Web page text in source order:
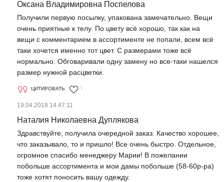
Оксана Владимировна Поспелова
Получили первую посылку, упакована замечательно. Вещи
очень приятные к телу. По цвету всё хорошо, так как на
вещи с комментарием в ассортименте не попали, всем всё
таки хочется именно тот цвет. С размерами тоже всё
нормально. Обговаривали одну замену но все-таки нашелся
размер нужной расцветки.
ЦИТИРОВАТЬ 1
19.04.2018 14:47:11
Наталия Николаевна Дуплякова
Здравствуйте, получила очередной заказ. Качество хорошее,
что заказывало, то и пришло! Все очень быстро. Отдельное,
огромное спасибо менеджеру Марии! В пожелании
побольше ассортимента и мои дамы побольше (58-60р-ра)
тоже хотят поносить вашу одежду.